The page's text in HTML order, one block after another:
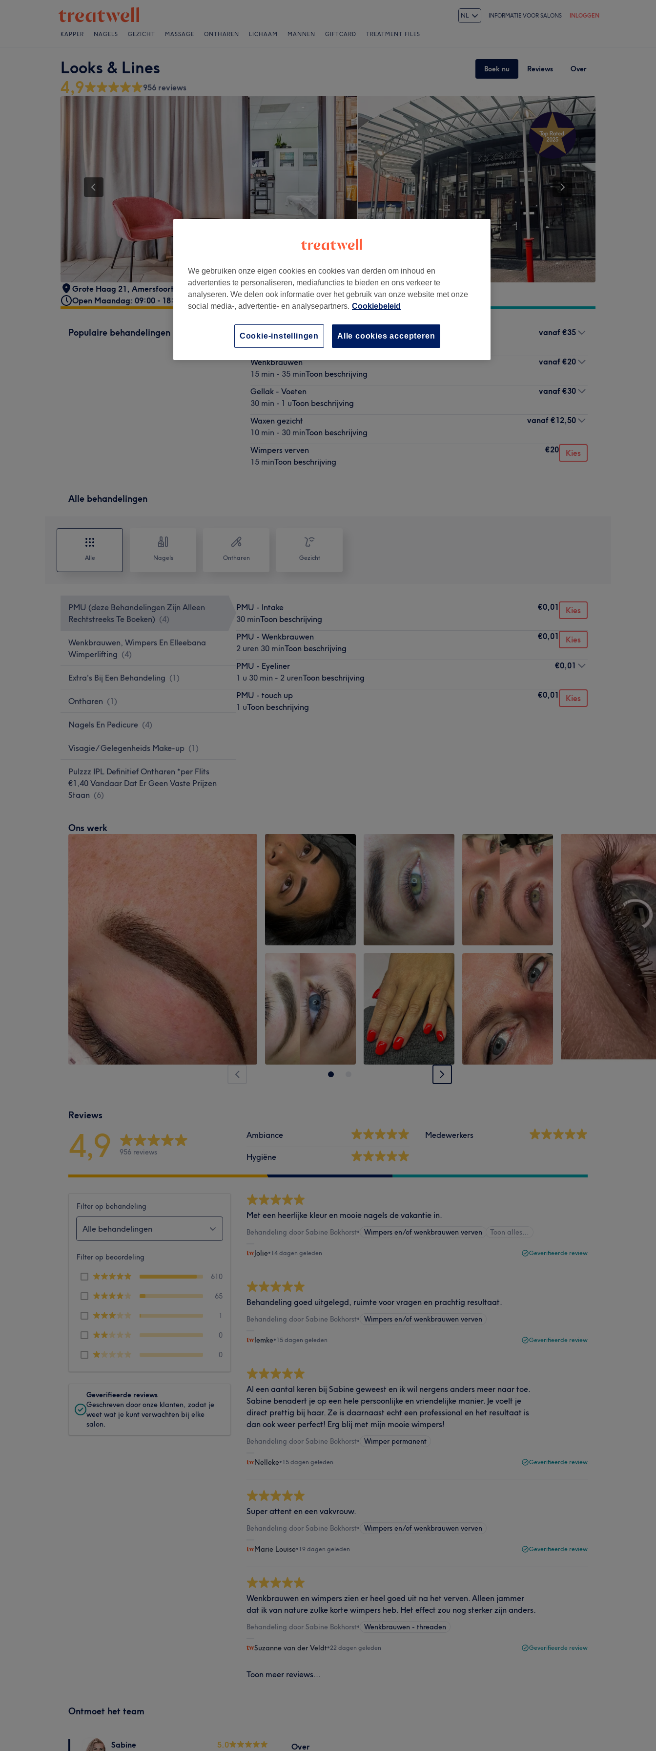
NL INFORMATIE VOOR SALONS INLOGGEN
KAPPER NAGELS GEZICHT MASSAGE ONTHAREN LICHAAM MANNEN GIFTCARD TREATMENT FILES
Looks & Lines Boek nu Reviews Over
4,9 956 reviews
Grote Haag 21 , Amersfoort
3811HH
Open Maandag: 09:00 - 18:00
Populaire behandelingen
BIAB The GelBottle
vanaf €35
Wenkbrauwen
15 min - 35 minToon beschrijving
vanaf €20
Gellak - Voeten
30 min - 1 uToon beschrijving
vanaf €30
Waxen gezicht
10 min - 30 minToon beschrijving
vanaf €12,50
Wimpers verven
15 minToon beschrijving
€20 Kies
Alle behandelingen
Alle Nagels Ontharen Gezicht
PMU (deze Behandelingen Zijn Alleen
Rechtstreeks Te Boeken) (4)
Wenkbrauwen, Wimpers En Elleebana
Wimperlifting (4)
Extra's Bij Een Behandeling (1)
Ontharen (1)
Nagels En Pedicure (4)
Visagie/ Gelegenheids Make-up (1)
Pulzzz IPL Definitief Ontharen *per Flits
€1,40 Vandaar Dat Er Geen Vaste Prijzen
Staan (6)
PMU - Intake
30 minToon beschrijving
€0,01 Kies
PMU - Wenkbrauwen
2 uren 30 minToon beschrijving
€0,01 Kies
PMU - Eyeliner
1 u 30 min - 2 urenToon beschrijving
€0,01
PMU - touch up
1 uToon beschrijving
€0,01 Kies
Ons werk
Reviews
4,9 956 reviews
Ambiance
Hygiëne
Medewerkers
Filter op behandeling
Alle behandelingen
Filter op beoordeling
610
65
1
0
0
Geverifieerde reviews
Geschreven door onze klanten, zodat je
weet wat je kunt verwachten bij elke
salon.
Met een heerlijke kleur en mooie nagels de vakantie in.
Behandeling door Sabine Bokhorst• Wimpers en/of wenkbrauwen verven Toon alles…
Jolie•14 dagen geleden Geverifieerde review
Behandeling goed uitgelegd, ruimte voor vragen en prachtig resultaat.
Behandeling door Sabine Bokhorst• Wimpers en/of wenkbrauwen verven
Iemke•15 dagen geleden Geverifieerde review
Al een aantal keren bij Sabine geweest en ik wil nergens anders meer naar toe.
Sabine benadert je op een hele persoonlijke en vriendelijke manier. Je voelt je
direct prettig bij haar. Ze is daarnaast echt een professional en het resultaat is
dan ook weer perfect! Erg blij met mijn mooie wimpers!
Behandeling door Sabine Bokhorst• Wimper permanent
Nelleke•15 dagen geleden Geverifieerde review
Super attent en een vakvrouw.
Behandeling door Sabine Bokhorst• Wimpers en/of wenkbrauwen verven
Marie Louise•19 dagen geleden Geverifieerde review
Wenkbrauwen en wimpers zien er heel goed uit na het verven. Alleen jammer
dat ik van nature zulke korte wimpers heb. Het effect zou nog sterker zijn anders.
Behandeling door Sabine Bokhorst• Wenkbrauwen - threaden
Suzanne van der Veldt•22 dagen geleden Geverifieerde review
Toon meer reviews...
Ontmoet het team
Sabine 5.0 Over
We gebruiken onze eigen cookies en cookies van derden om inhoud en
advertenties te personaliseren, mediafuncties te bieden en ons verkeer te
analyseren. We delen ook informatie over het gebruik van onze website met onze
social media-, advertentie- en analysepartners. Cookiebeleid
Alle cookies accepteren
Cookie-instellingen